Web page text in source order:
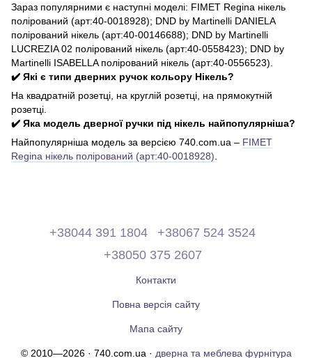
Зараз популярними є наступні моделі: FIMET Regina нікель
полірований (арт:40-0018928); DND by Martinelli DANIELA
полірований нікель (арт:40-00146688); DND by Martinelli
LUCREZIA 02 полірований нікель (арт:40-0558423); DND by
Martinelli ISABELLA полірований нікель (арт:40-0556523).
✔️ Які є типи дверних ручок кольору Нікель?
На квадратній розетці, на круглій розетці, на прямокутній
розетці.
✔️ Яка модель дверної ручки під нікель найпопулярніша?
Найпопулярніша модель за версією 740.com.ua – FIMET
Regina нікель полірований (арт:40-0018928)
+38044 391 1804
+38067 524 3524
+38050 375 2607
Контакти
Повна версія сайту
Мапа сайту
© 2010—2026 · 740.com.ua · дверна та меблева фурнітура